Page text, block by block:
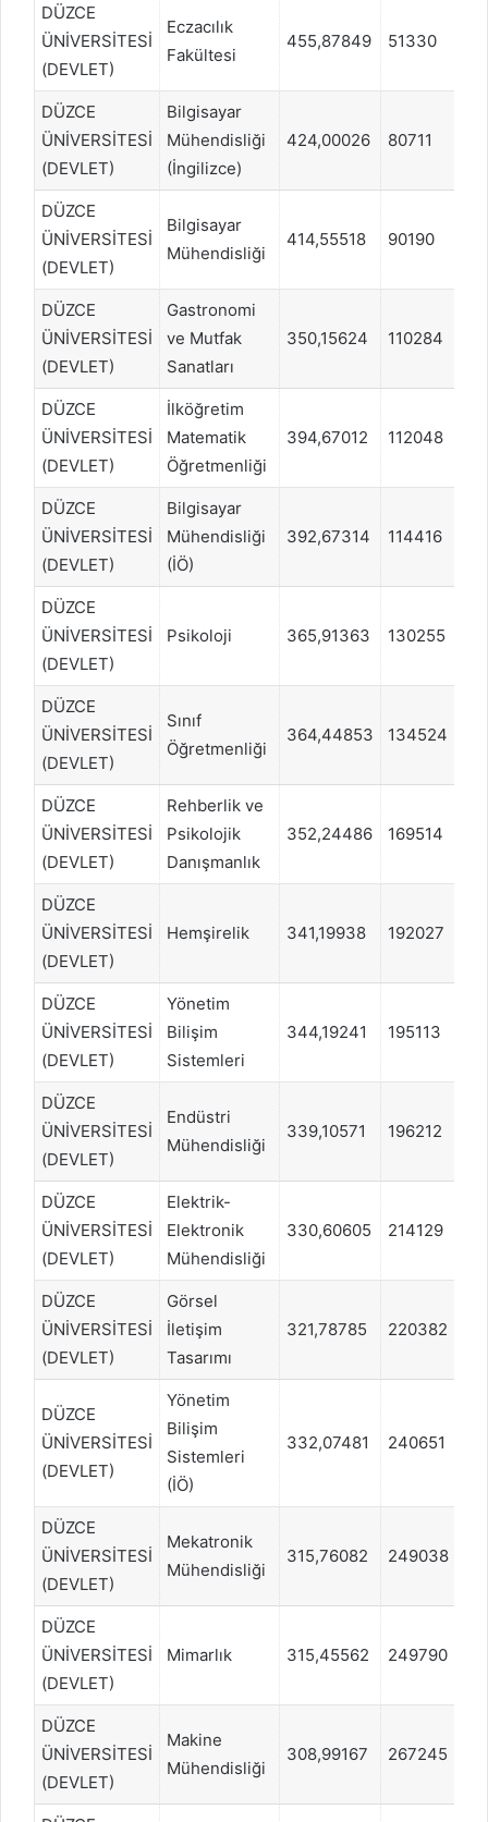
DÜZCE
ÜNİVERSİTESİ
(DEVLET)
Eczacılık
Fakültesi
455,87849 51330
DÜZCE
ÜNİVERSİTESİ
(DEVLET)
Bilgisayar
Mühendisliği
(İngilizce)
424,00026 80711
DÜZCE
ÜNİVERSİTESİ
(DEVLET)
Bilgisayar
Mühendisliği
414,55518 90190
DÜZCE
ÜNİVERSİTESİ
(DEVLET)
Gastronomi
ve Mutfak
Sanatları
350,15624 110284
DÜZCE
ÜNİVERSİTESİ
(DEVLET)
İlköğretim
Matematik
Öğretmenliği
394,67012 112048
DÜZCE
ÜNİVERSİTESİ
(DEVLET)
Bilgisayar
Mühendisliği
(İÖ)
392,67314 114416
DÜZCE
ÜNİVERSİTESİ
(DEVLET)
Psikoloji 365,91363 130255
DÜZCE
ÜNİVERSİTESİ
(DEVLET)
Sınıf
Öğretmenliği
364,44853 134524
DÜZCE
ÜNİVERSİTESİ
(DEVLET)
Rehberlik ve
Psikolojik
Danışmanlık
352,24486 169514
DÜZCE
ÜNİVERSİTESİ
(DEVLET)
Hemşirelik 341,19938 192027
DÜZCE
ÜNİVERSİTESİ
(DEVLET)
Yönetim
Bilişim
Sistemleri
344,19241 195113
DÜZCE
ÜNİVERSİTESİ
(DEVLET)
Endüstri
Mühendisliği
339,10571 196212
DÜZCE
ÜNİVERSİTESİ
(DEVLET)
Elektrik-
Elektronik
Mühendisliği
330,60605 214129
DÜZCE
ÜNİVERSİTESİ
(DEVLET)
Görsel
İletişim
Tasarımı
321,78785 220382
DÜZCE
ÜNİVERSİTESİ
(DEVLET)
Yönetim
Bilişim
Sistemleri
(İÖ)
332,07481 240651
DÜZCE
ÜNİVERSİTESİ
(DEVLET)
Mekatronik
Mühendisliği
315,76082 249038
DÜZCE
ÜNİVERSİTESİ
(DEVLET)
Mimarlık 315,45562 249790
DÜZCE
ÜNİVERSİTESİ
(DEVLET)
Makine
Mühendisliği
308,99167 267245